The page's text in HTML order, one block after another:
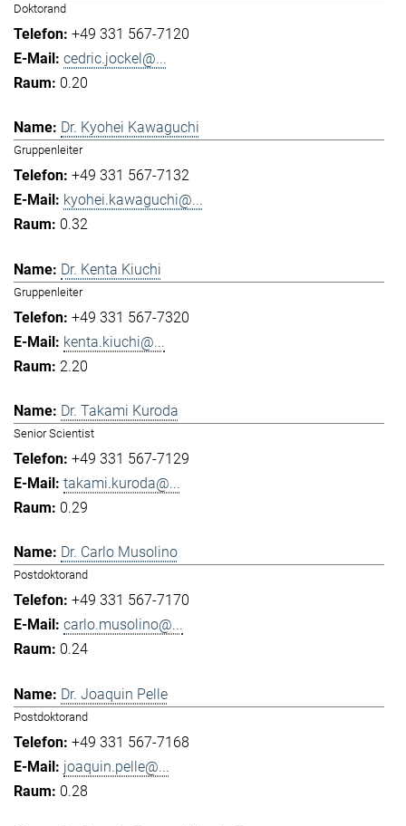
Doktorand
+49 331 567-7120
cedric.jockel@...
0.20
Dr. Kyohei Kawaguchi
Gruppenleiter
+49 331 567-7132
kyohei.kawaguchi@...
0.32
Dr. Kenta Kiuchi
Gruppenleiter
+49 331 567-7320
kenta.kiuchi@...
2.20
Dr. Takami Kuroda
Senior Scientist
+49 331 567-7129
takami.kuroda@...
0.29
Dr. Carlo Musolino
Postdoktorand
+49 331 567-7170
carlo.musolino@...
0.24
Dr. Joaquin Pelle
Postdoktorand
+49 331 567-7168
joaquin.pelle@...
0.28